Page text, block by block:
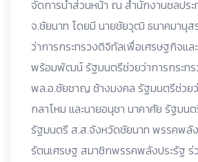
จัดการน้ำส่วนหน้า ณ สำนักงานชลประ
จ.ชัยนาท โดยมี นายชัยวุฒิ ธนาคมานุ
ว่าการกระทรวงดิจิทัลเพื่อเศรษฐกิจแ
พร้อมพัฒน์ รัฐมนตรีช่วยว่าการกระทร
พล.อ.ชัยชาญ ช้างมงคล รัฐมนตรีช่วยว่
กลาโหม และนายอนุชา นาคาศัย รัฐมน
รัฐมนตรี ส.ส.จังหวัดชัยนาท พรรคพลัง
รัตนเศรษฐ สมาชิกพรรคพลังประรัฐ